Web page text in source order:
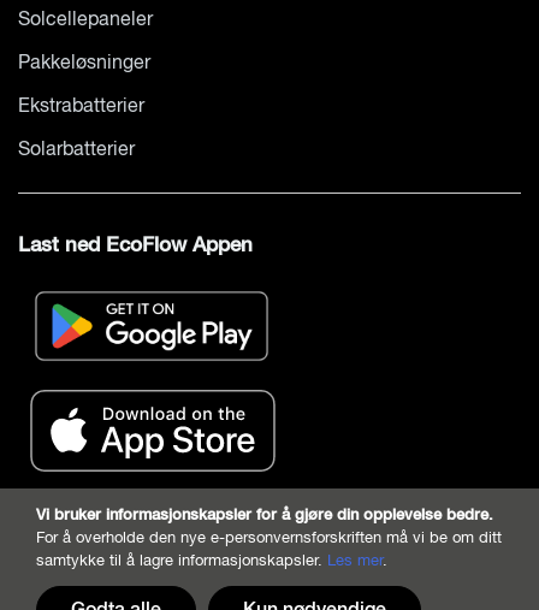
Vi bruker informasjonskapsler for å gjøre din opplevelse bedre.
For å overholde den nye e-personvernsforskriften må vi be om ditt
samtykke til å lagre informasjonskapsler. Les mer.
Solcellepaneler
Pakkeløsninger
Ekstrabatterier
Solarbatterier
Last ned EcoFlow Appen